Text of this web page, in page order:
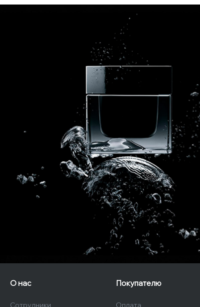
О нас
Сотрудники
Покупателю
Оплата